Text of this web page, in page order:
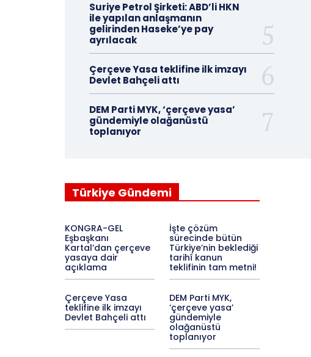
Suriye Petrol Şirketi: ABD’li HKN
ile yapılan anlaşmanın
gelirinden Haseke’ye pay
ayrılacak
Çerçeve Yasa teklifine ilk imzayı
Devlet Bahçeli attı
DEM Parti MYK, ‘çerçeve yasa’
gündemiyle olağanüstü
toplanıyor
Türkiye Gündemi
KONGRA-GEL
Eşbaşkanı
Kartal’dan çerçeve
yasaya dair
açıklama
İşte çözüm
sürecinde bütün
Türkiye’nin beklediği
tarihî kanun
teklifinin tam metni!
Çerçeve Yasa
teklifine ilk imzayı
Devlet Bahçeli attı
DEM Parti MYK,
‘çerçeve yasa’
gündemiyle
olağanüstü
toplanıyor